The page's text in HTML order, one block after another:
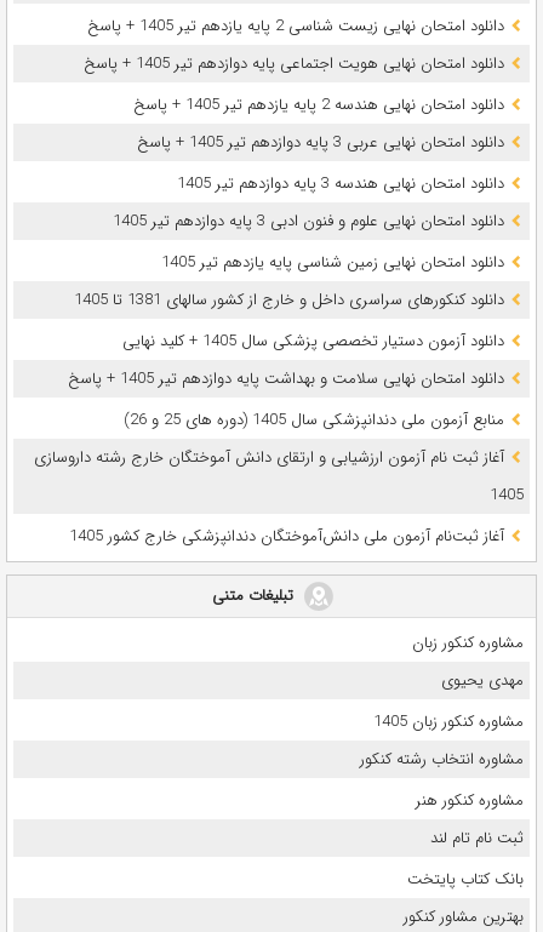
دانلود امتحان نهایی زیست شناسی 2 پایه یازدهم تیر 1405 + پاسخ
دانلود امتحان نهایی هویت اجتماعی پایه دوازدهم تیر 1405 + پاسخ
دانلود امتحان نهایی هندسه 2 پایه یازدهم تیر 1405 + پاسخ
دانلود امتحان نهایی عربی 3 پایه دوازدهم تیر 1405 + پاسخ
دانلود امتحان نهایی هندسه 3 پایه دوازدهم تیر 1405
دانلود امتحان نهایی علوم و فنون ادبی 3 پایه دوازدهم تیر 1405
دانلود امتحان نهایی زمین شناسی پایه یازدهم تیر 1405
دانلود کنکورهای سراسری داخل و خارج از کشور سالهای 1381 تا 1405
دانلود آزمون دستیار تخصصی پزشکی سال 1405 + کلید نهایی
دانلود امتحان نهایی سلامت و بهداشت پایه دوازدهم تیر 1405 + پاسخ
ﻣﻨﺎﺑﻊ آزﻣﻮن ﻣﻠﯽ دندانپزشکی سال 1405 (دوره های 25 و 26)
آغاز ثبت نام آزمون‌ ارزشیابی و ارتقای دانش آموختگان خارج رشته داروسازی
1405
آغاز ثبت‌نام آزمون ملی دانش‌آموختگان دندانپزشکی خارج کشور 1405
تبلیغات متنی
مشاوره کنکور زبان
مهدی یحیوی
مشاوره کنکور زبان 1405
مشاوره انتخاب رشته کنکور
مشاوره کنکور هنر
ثبت نام تام لند
بانک کتاب پایتخت
بهترین مشاور کنکور